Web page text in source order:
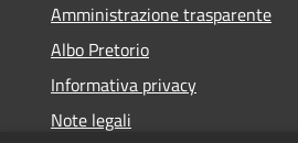
Amministrazione trasparente
Albo Pretorio
Informativa privacy
Note legali